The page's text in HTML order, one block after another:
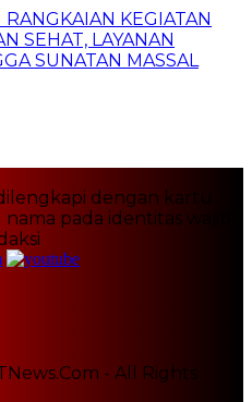
KEGIATAN
SEHAT, LAYANAN
SUNATAN MASSAL
dengan kartu
pada identitas wajib
- All Rights